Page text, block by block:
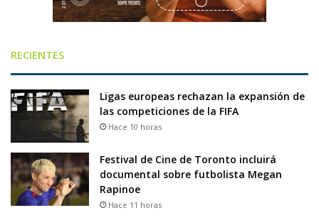
RECIENTES
Ligas europeas rechazan la expansión de
las competiciones de la FIFA
Hace 10 horas
Festival de Cine de Toronto incluirá
documental sobre futbolista Megan
Rapinoe
Hace 11 horas